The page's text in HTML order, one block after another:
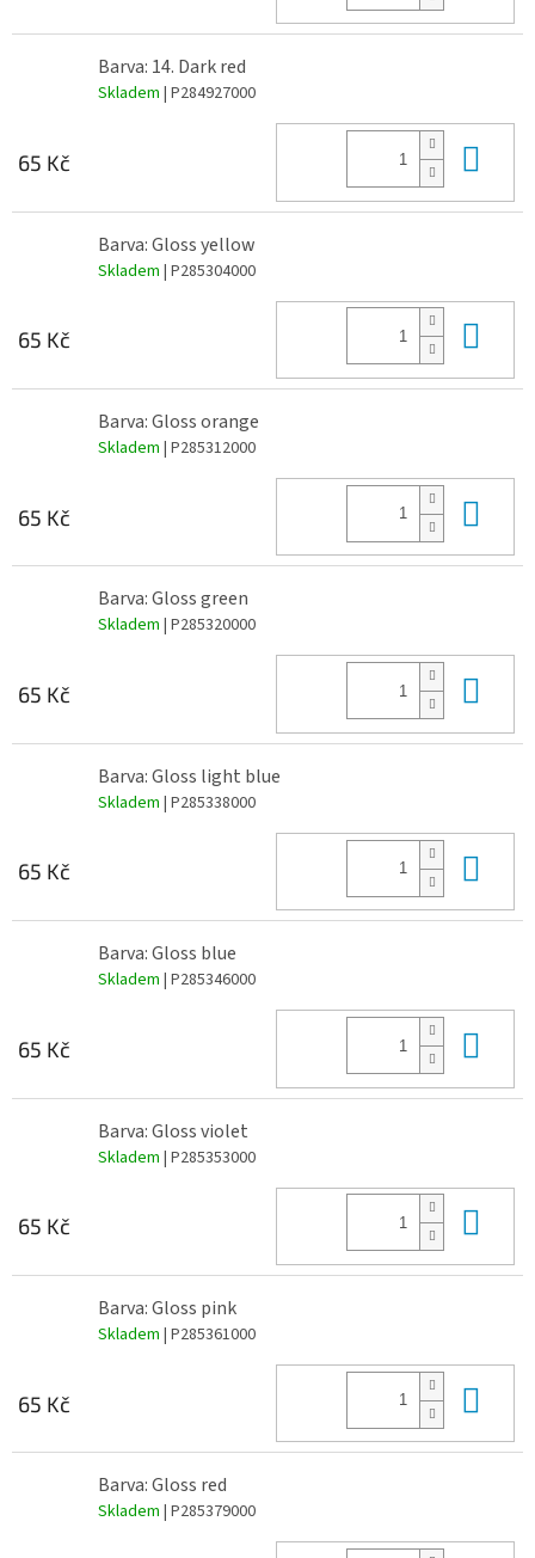
Barva: 14. Dark red
Skladem | P284927000
65 Kč
Barva: Gloss yellow
Skladem | P285304000
65 Kč
Barva: Gloss orange
Skladem | P285312000
65 Kč
Barva: Gloss green
Skladem | P285320000
65 Kč
Barva: Gloss light blue
Skladem | P285338000
65 Kč
Barva: Gloss blue
Skladem | P285346000
65 Kč
Barva: Gloss violet
Skladem | P285353000
65 Kč
Barva: Gloss pink
Skladem | P285361000
65 Kč
Barva: Gloss red
Skladem | P285379000